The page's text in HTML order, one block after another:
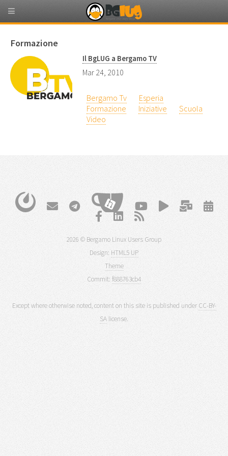
Formazione
Il BgLUG a Bergamo TV
Mar 24, 2010
Bergamo Tv
Esperia
Formazione
Iniziative
Scuola
Video
2026 © Bergamo Linux Users Group
Design: HTML5 UP
Theme
Commit: f888763cb4
Except where otherwise noted, content on this site is published under CC-BY-
SA license.